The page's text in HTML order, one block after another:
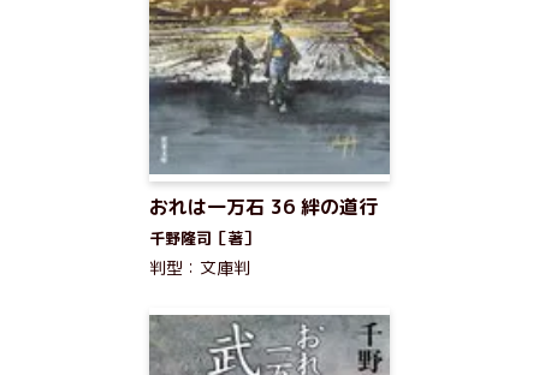
おれは一万石 36 絆の道行
千野隆司［著］
判型：文庫判